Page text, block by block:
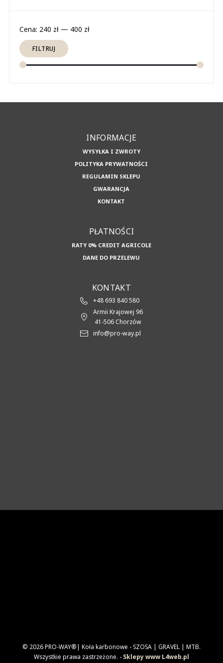
Cena
min
Cena
max
FILTRUJ
Cena: 240 zł— 400 zł
INFORMACJE
WYSYŁKA I ZWROTY
POLITYKA PRYWATNOŚCI
REGULAMIN SKLEPU
GWARANCJA
KONTAKT
PŁATNOŚCI
RATY 0% CREDIT AGRICOLE
DANE DO PRZELEWU
KONTAKT
+48 693 840 580
Armii Krajowej 96
41-506 Chorzów
info@pro-way.pl
© 2026 PRO-WAY®| Koła karbonowe - SZOSA | GRAVEL | MTB.
Wszystkie prawa zastrzeżone. - Sklepy www L4web.pl